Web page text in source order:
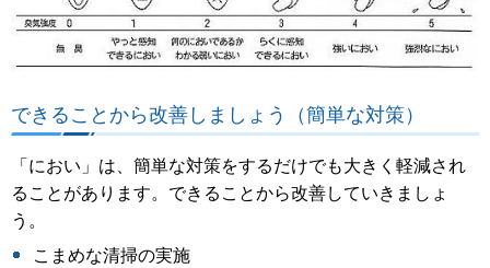
できることから改善しましょう（簡単な対策）
「におい」は、簡単な対策をするだけでも大きく軽減され
ることがあります。できることから改善していきましょ
う。
こまめな清掃の実施